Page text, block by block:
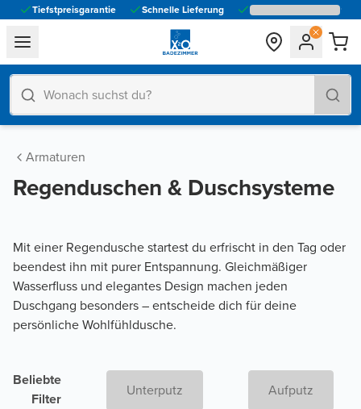
Tiefstpreisgarantie Schnelle Lieferung
general.navigation.toggle_menu.label
Armaturen
Regenduschen & Duschsysteme
Mit einer Regendusche startest du erfrischt in den Tag oder
beendest ihn mit purer Entspannung. Gleichmäßiger
Wasserfluss und elegantes Design machen jeden
Duschgang besonders – entscheide dich für deine
persönliche Wohlfühldusche.
Beliebte
Filter
Unterputz Aufputz